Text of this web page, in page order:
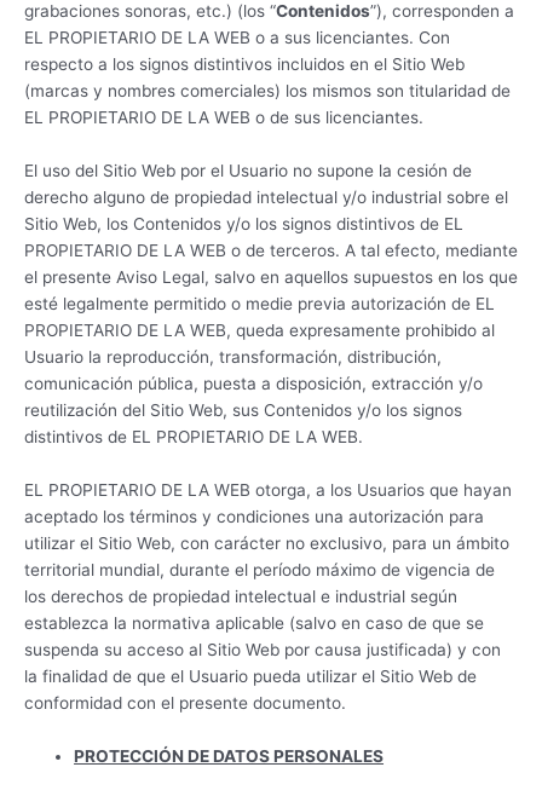
grabaciones sonoras, etc.) (los “Contenidos”), corresponden a
EL PROPIETARIO DE LA WEB o a sus licenciantes. Con
respecto a los signos distintivos incluidos en el Sitio Web
(marcas y nombres comerciales) los mismos son titularidad de
EL PROPIETARIO DE LA WEB o de sus licenciantes.
El uso del Sitio Web por el Usuario no supone la cesión de
derecho alguno de propiedad intelectual y/o industrial sobre el
Sitio Web, los Contenidos y/o los signos distintivos de EL
PROPIETARIO DE LA WEB o de terceros. A tal efecto, mediante
el presente Aviso Legal, salvo en aquellos supuestos en los que
esté legalmente permitido o medie previa autorización de EL
PROPIETARIO DE LA WEB, queda expresamente prohibido al
Usuario la reproducción, transformación, distribución,
comunicación pública, puesta a disposición, extracción y/o
reutilización del Sitio Web, sus Contenidos y/o los signos
distintivos de EL PROPIETARIO DE LA WEB.
EL PROPIETARIO DE LA WEB otorga, a los Usuarios que hayan
aceptado los términos y condiciones una autorización para
utilizar el Sitio Web, con carácter no exclusivo, para un ámbito
territorial mundial, durante el período máximo de vigencia de
los derechos de propiedad intelectual e industrial según
establezca la normativa aplicable (salvo en caso de que se
suspenda su acceso al Sitio Web por causa justificada) y con
la finalidad de que el Usuario pueda utilizar el Sitio Web de
conformidad con el presente documento.
PROTECCIÓN DE DATOS PERSONALES